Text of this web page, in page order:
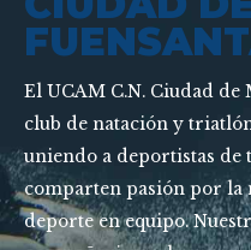
CONOCE
CIUDAD
El UCAM C.N. Ciudad